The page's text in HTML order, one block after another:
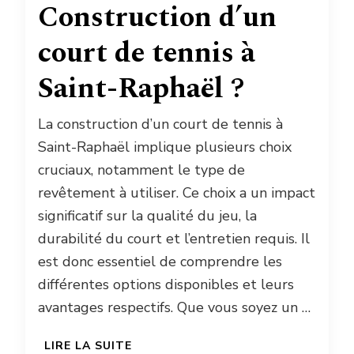
Construction d’un
court de tennis à
Saint-Raphaël ?
La construction d’un court de tennis à
Saint-Raphaël implique plusieurs choix
cruciaux, notamment le type de
revêtement à utiliser. Ce choix a un impact
significatif sur la qualité du jeu, la
durabilité du court et l’entretien requis. Il
est donc essentiel de comprendre les
différentes options disponibles et leurs
avantages respectifs. Que vous soyez un …
LIRE LA SUITE